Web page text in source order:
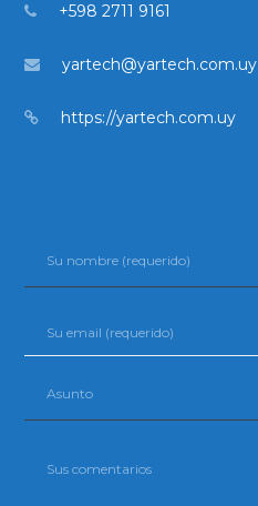
+598 2711 9161
yartech@yartech.com.uy
https://yartech.com.uy